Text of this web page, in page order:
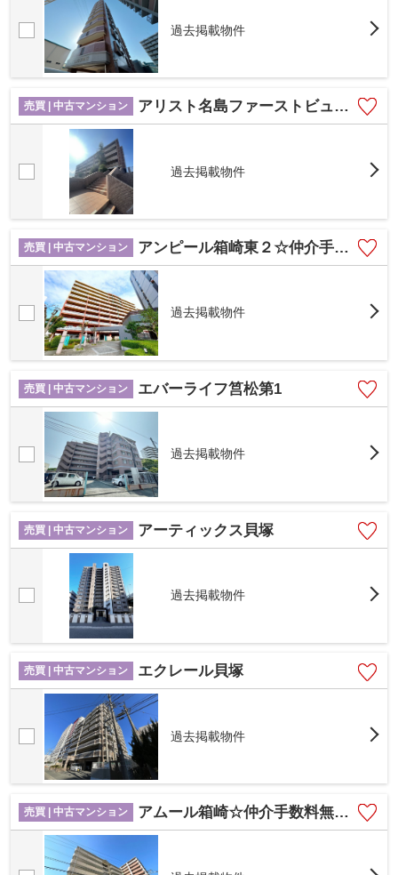
過去掲載物件
売買 | 中古マンション アリスト名島ファーストビュー☆仲介手数料無料☆
過去掲載物件
売買 | 中古マンション アンピール箱崎東２☆仲介手数料無料☆
過去掲載物件
売買 | 中古マンション エバーライフ筥松第1
過去掲載物件
売買 | 中古マンション アーティックス貝塚
過去掲載物件
売買 | 中古マンション エクレール貝塚
過去掲載物件
売買 | 中古マンション アムール箱崎☆仲介手数料無料☆